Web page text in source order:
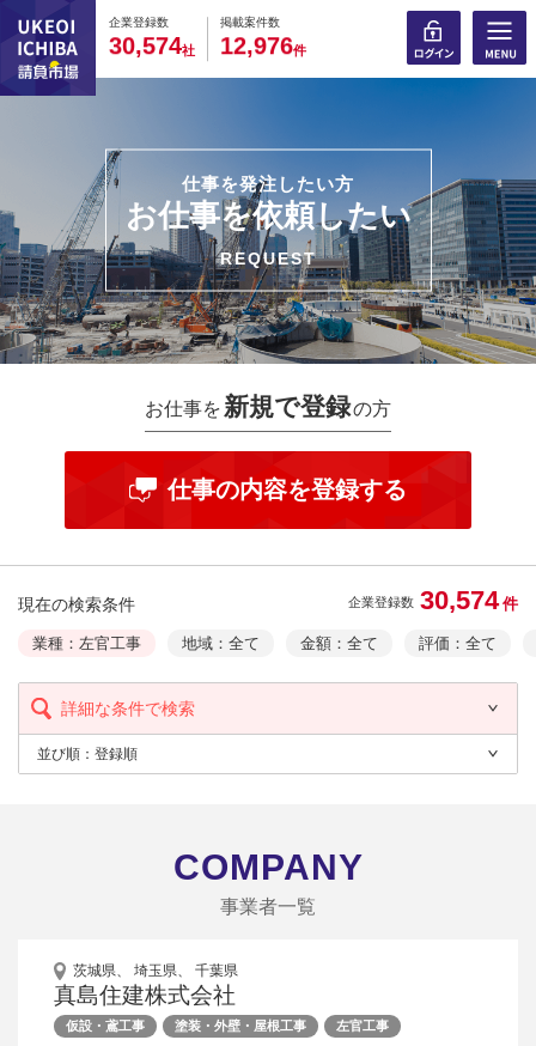
企業登録数
0
3
0
0,
0
5
0
74社
掲載案件数
0
1
0
2,
0
9
0
76件
仕事を発注したい方
お仕事を依頼したい
REQUEST
お仕事を 新規で登録の方
仕事の内容を登録する
現在の検索条件 企業登録数 30,574 件
業種：左官工事 地域：全て 金額：全て 評価：全て
詳細な条件で検索
並び順： 登録順
COMPANY
事業者一覧
茨城県、 埼玉県、 千葉県
真島住建株式会社
仮設・鳶工事 塗装・外壁・屋根工事 左官工事